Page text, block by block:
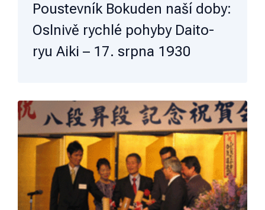
Poustevník Bokuden naší doby:
Oslnivě rychlé pohyby Daito-
ryu Aiki – 17. srpna 1930